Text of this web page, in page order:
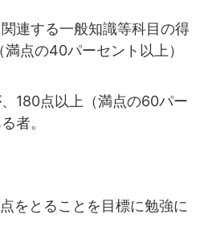
連する一般知識等科目の得
点の40パーセント以上）
180点以上（満点の60パー
者。
をとることを目標に勉強に